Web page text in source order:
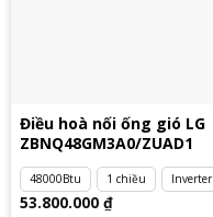
Điều hoà nối ống gió LG
ZBNQ48GM3A0/ZUAD1
48000Btu 1 chiều Inverter
53.800.000 ₫